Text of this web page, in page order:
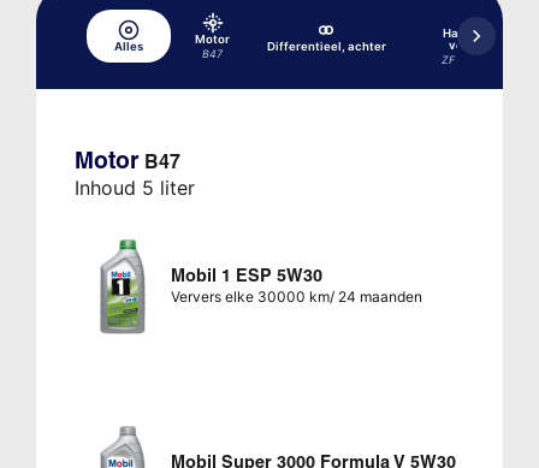
Alles
Motor
B47
Differentieel, achter
versnellingsbak
ZF GS6-45BZ/DZ
Motor B47
Inhoud 5 liter
Mobil 1 ESP 5W30
Ververs elke 30000 km/ 24 maanden
Mobil Super 3000 Formula V 5W30